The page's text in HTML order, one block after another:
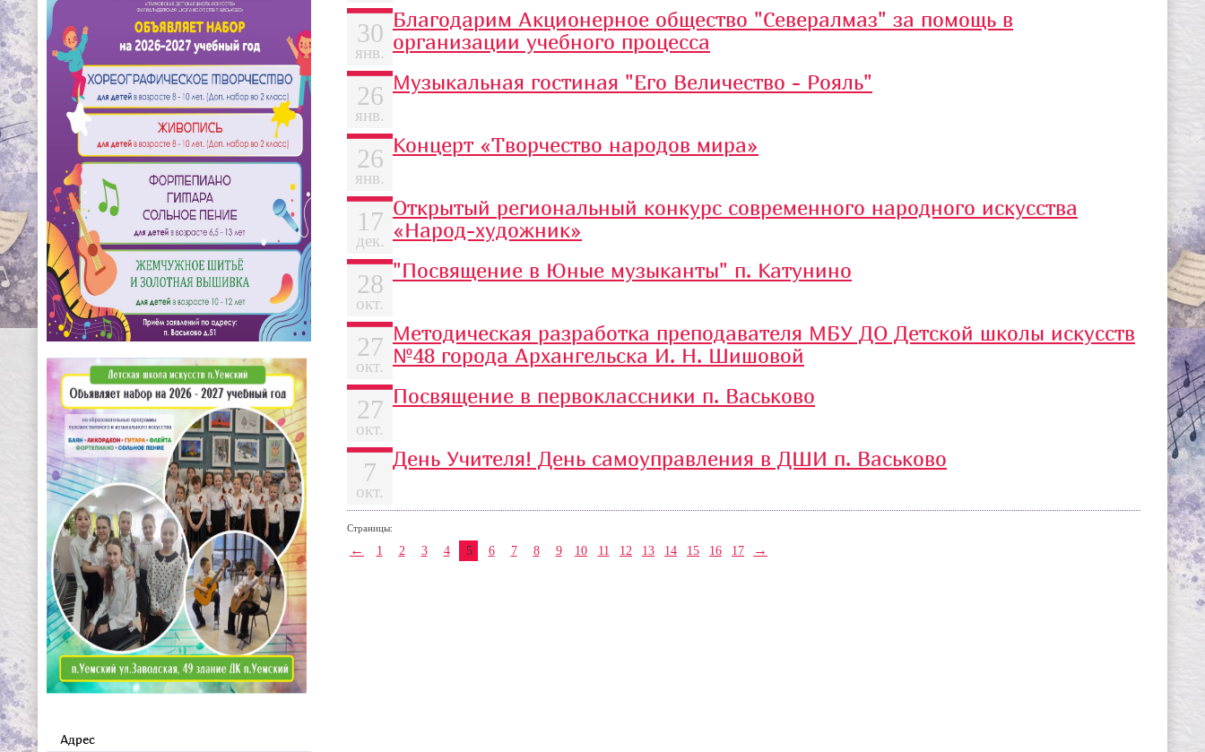
Адрес
30
янв.
Благодарим Акционерное общество "Севералмаз" за помощь в
организации учебного процесса
26
янв.
Музыкальная гостиная "Его Величество - Рояль"
26
янв.
Концерт «Творчество народов мира»
17
дек.
Открытый региональный конкурс современного народного искусства
«Народ-художник»
28
окт.
"Посвящение в Юные музыканты" п. Катунино
27
окт.
Методическая разработка преподавателя МБУ ДО Детской школы искусств
№48 города Архангельска И. Н. Шишовой
27
окт.
Посвящение в первоклассники п. Васьково
7
окт.
День Учителя! День самоуправления в ДШИ п. Васьково
Страницы:
← 1 2 3 4 5 6 7 8 9 10 11 12 13 14 15 16 17 →